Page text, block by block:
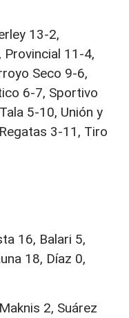
13-2,
Provincial 11-4,
Seco 9-6,
6-7, Sportivo
5-10, Unión y
3-11, Tiro
16, Balari 5,
18, Díaz 0,
2, Suárez